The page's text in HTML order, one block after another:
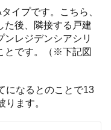
イプです。こちら、
た後、隣接する戸建
レジデンシアシリ
とです。（※下記図
になるとのことで13
ます。